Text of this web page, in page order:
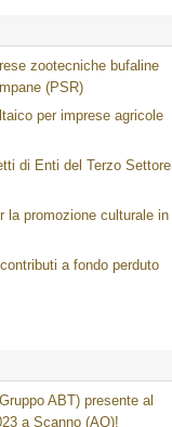
zootecniche bufaline
(PSR)
per imprese agricole
di Enti del Terzo Settore
la promozione culturale in
a fondo perduto
ABT) presente al
a Scanno (AQ)!